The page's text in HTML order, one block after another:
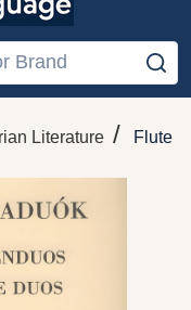
Literature / Flute